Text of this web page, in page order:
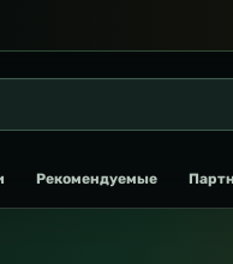
Рекомендуемые